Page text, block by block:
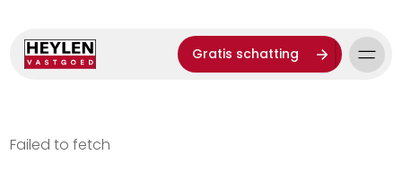
Gratis schatting
Failed to fetch